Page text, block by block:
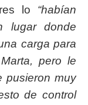
lo “habían
lugar donde
carga para
pero le
pusieron muy
de control